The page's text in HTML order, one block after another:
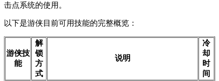
击点系统的使用。
以下是游侠目前可用技能的完整概览：
游侠技
能
解
锁
方
式
说明
冷
却
时
间